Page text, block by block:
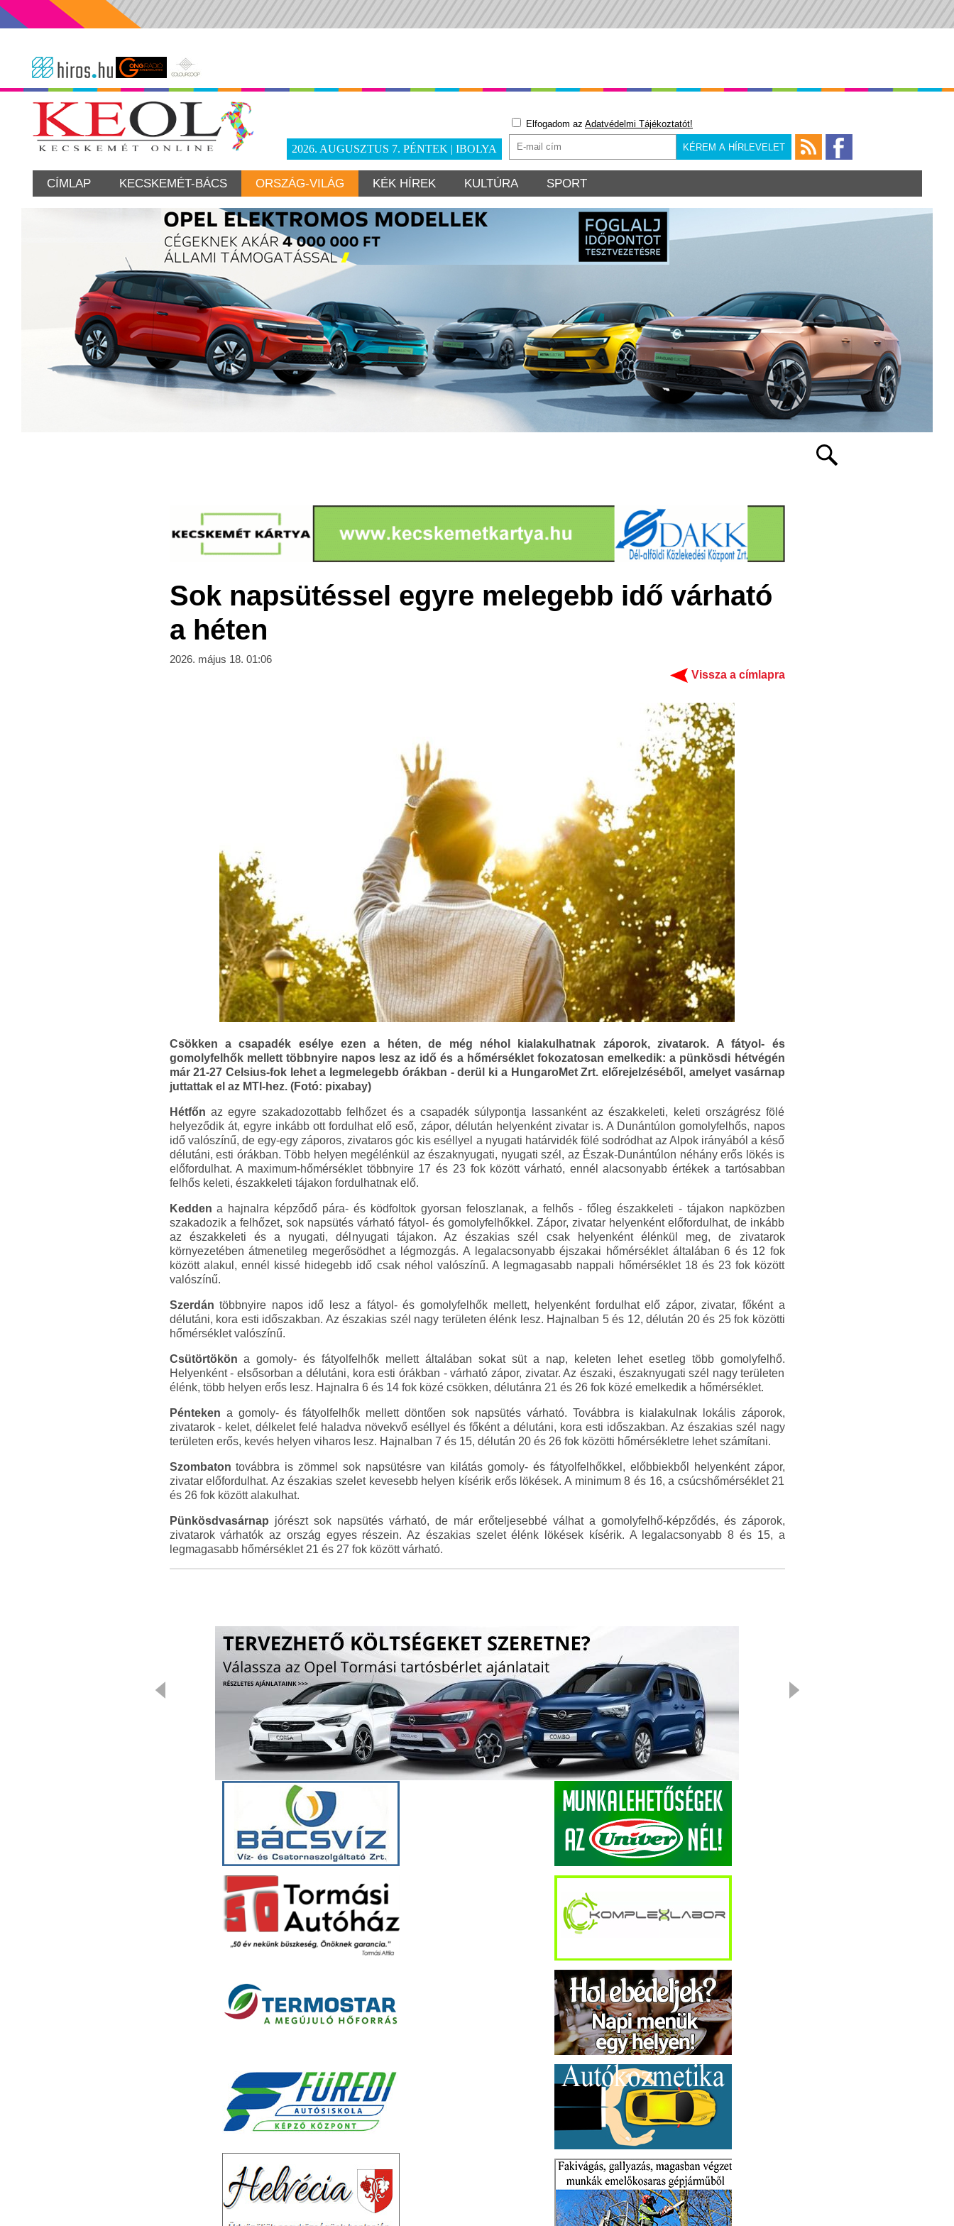
2026. AUGUSZTUS 7. PÉNTEK | IBOLYA
Elfogadom az Adatvédelmi Tájékoztatót!
CÍMLAP KECSKEMÉT-BÁCS ORSZÁG-VILÁG KÉK HÍREK KULTÚRA SPORT
Sok napsütéssel egyre melegebb idő várható
a héten
2026. május 18. 01:06
Vissza a címlapra
Csökken a csapadék esélye ezen a héten, de még néhol kialakulhatnak záporok, zivatarok. A fátyol- és
gomolyfelhők mellett többnyire napos lesz az idő és a hőmérséklet fokozatosan emelkedik: a pünkösdi hétvégén
már 21-27 Celsius-fok lehet a legmelegebb órákban - derül ki a HungaroMet Zrt. előrejelzéséből, amelyet vasárnap
juttattak el az MTI-hez. (Fotó: pixabay)
Hétfőn az egyre szakadozottabb felhőzet és a csapadék súlypontja lassanként az északkeleti, keleti országrész fölé
helyeződik át, egyre inkább ott fordulhat elő eső, zápor, délután helyenként zivatar is. A Dunántúlon gomolyfelhős, napos
idő valószínű, de egy-egy záporos, zivataros góc kis eséllyel a nyugati határvidék fölé sodródhat az Alpok irányából a késő
délutáni, esti órákban. Több helyen megélénkül az északnyugati, nyugati szél, az Észak-Dunántúlon néhány erős lökés is
előfordulhat. A maximum-hőmérséklet többnyire 17 és 23 fok között várható, ennél alacsonyabb értékek a tartósabban
felhős keleti, északkeleti tájakon fordulhatnak elő.
Kedden a hajnalra képződő pára- és ködfoltok gyorsan feloszlanak, a felhős - főleg északkeleti - tájakon napközben
szakadozik a felhőzet, sok napsütés várható fátyol- és gomolyfelhőkkel. Zápor, zivatar helyenként előfordulhat, de inkább
az északkeleti és a nyugati, délnyugati tájakon. Az északias szél csak helyenként élénkül meg, de zivatarok
környezetében átmenetileg megerősödhet a légmozgás. A legalacsonyabb éjszakai hőmérséklet általában 6 és 12 fok
között alakul, ennél kissé hidegebb idő csak néhol valószínű. A legmagasabb nappali hőmérséklet 18 és 23 fok között
valószínű.
Szerdán többnyire napos idő lesz a fátyol- és gomolyfelhők mellett, helyenként fordulhat elő zápor, zivatar, főként a
délutáni, kora esti időszakban. Az északias szél nagy területen élénk lesz. Hajnalban 5 és 12, délután 20 és 25 fok közötti
hőmérséklet valószínű.
Csütörtökön a gomoly- és fátyolfelhők mellett általában sokat süt a nap, keleten lehet esetleg több gomolyfelhő.
Helyenként - elsősorban a délutáni, kora esti órákban - várható zápor, zivatar. Az északi, északnyugati szél nagy területen
élénk, több helyen erős lesz. Hajnalra 6 és 14 fok közé csökken, délutánra 21 és 26 fok közé emelkedik a hőmérséklet.
Pénteken a gomoly- és fátyolfelhők mellett döntően sok napsütés várható. Továbbra is kialakulnak lokális záporok,
zivatarok - kelet, délkelet felé haladva növekvő eséllyel és főként a délutáni, kora esti időszakban. Az északias szél nagy
területen erős, kevés helyen viharos lesz. Hajnalban 7 és 15, délután 20 és 26 fok közötti hőmérsékletre lehet számítani.
Szombaton továbbra is zömmel sok napsütésre van kilátás gomoly- és fátyolfelhőkkel, előbbiekből helyenként zápor,
zivatar előfordulhat. Az északias szelet kevesebb helyen kísérik erős lökések. A minimum 8 és 16, a csúcshőmérséklet 21
és 26 fok között alakulhat.
Pünkösdvasárnap jórészt sok napsütés várható, de már erőteljesebbé válhat a gomolyfelhő-képződés, és záporok,
zivatarok várhatók az ország egyes részein. Az északias szelet élénk lökések kísérik. A legalacsonyabb 8 és 15, a
legmagasabb hőmérséklet 21 és 27 fok között várható.